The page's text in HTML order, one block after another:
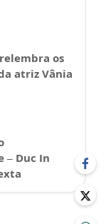
os
atriz Vânia
– Duc In